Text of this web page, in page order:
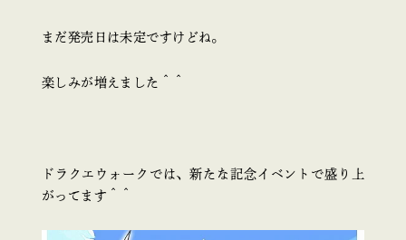
まだ発売日は未定ですけどね。
楽しみが増えました＾＾
ドラクエウォークでは、新たな記念イベントで盛り上
がってます＾＾